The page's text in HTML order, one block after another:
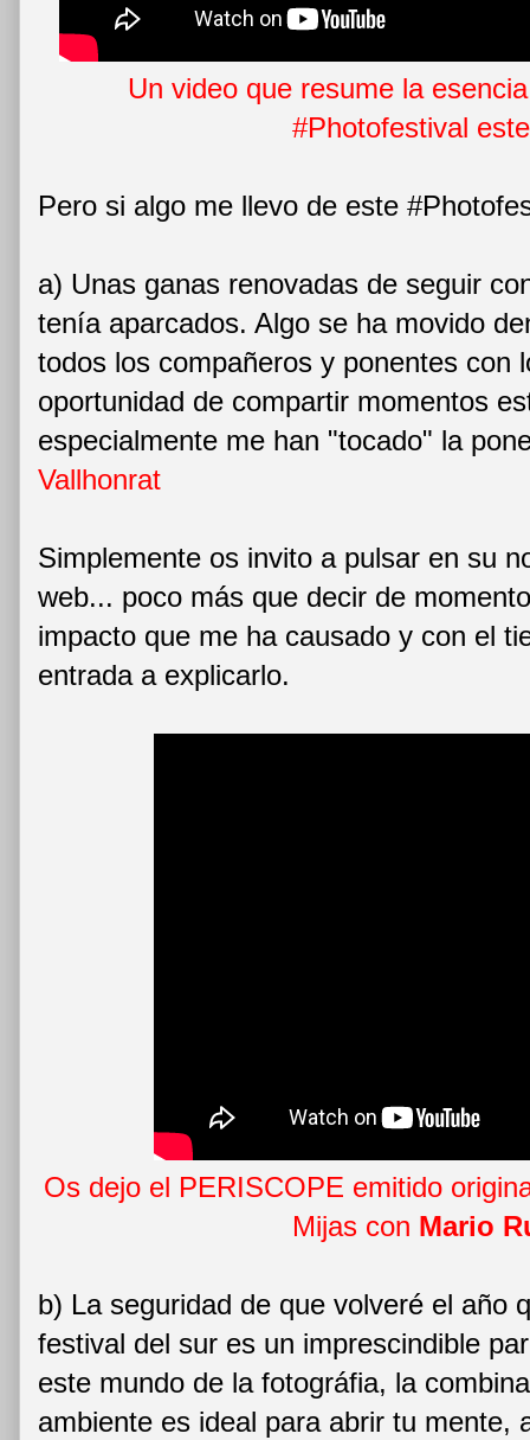
Un video que resume la
#Photofestival
Pero si algo me llevo de este
a) Unas ganas renovadas de seguir
tenía aparcados. Algo se ha movido
todos los compañeros y ponentes con
oportunidad de compartir momentos
especialmente me han "tocado" la
Vallhonrat
Simplemente os invito a pulsar en su
web... poco más que decir de
impacto que me ha causado y con el
entrada a explicarlo.
Os dejo el PERISCOPE emitido
Mijas con Mario
b) La seguridad de que volveré el año
festival del sur es un imprescindible
este mundo de la fotográfia, la
ambiente es ideal para abrir tu mente,